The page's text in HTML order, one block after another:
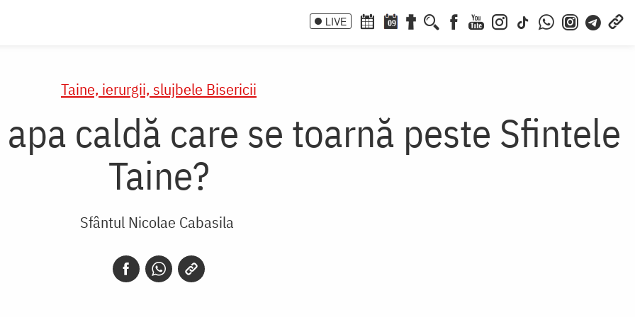
LIVE 09
Taine, ierurgii, slujbele Bisericii
caldă care se toarnă peste Sfintele
Taine?
Sfântul Nicolae Cabasila